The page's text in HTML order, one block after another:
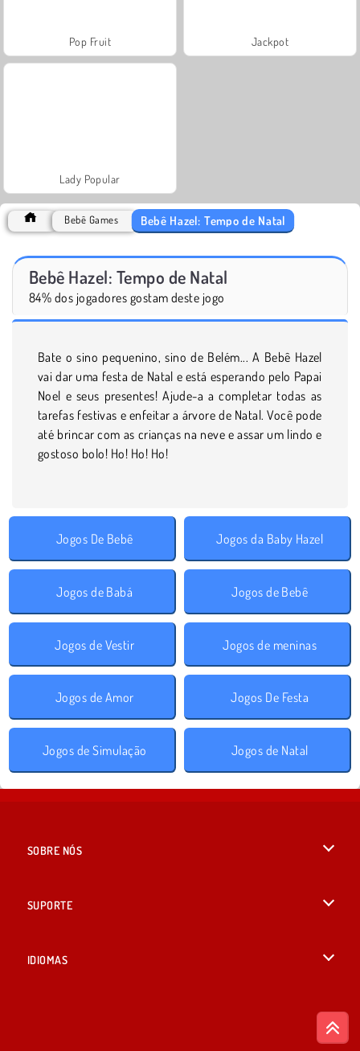
Pop Fruit Jackpot
Lady Popular
Bebê Games Bebê Hazel: Tempo de Natal
Bebê Hazel: Tempo de Natal
84% dos jogadores gostam deste jogo
Bate o sino pequenino, sino de Belém... A Bebê Hazel
vai dar uma festa de Natal e está esperando pelo Papai
Noel e seus presentes! Ajude-a a completar todas as
tarefas festivas e enfeitar a árvore de Natal. Você pode
até brincar com as crianças na neve e assar um lindo e
gostoso bolo! Ho! Ho! Ho!
Jogos De Bebê Jogos da Baby Hazel
Jogos de Babá Jogos de Bebê
Jogos de Vestir Jogos de meninas
Jogos de Amor Jogos De Festa
Jogos de Simulação Jogos de Natal
SOBRE NÓS
SUPORTE
IDIOMAS